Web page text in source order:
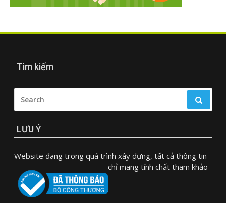
Tìm kiếm
FOR:
LƯU Ý
Website đang trong quá trình xây dựng, tất cả thông tin
chỉ mang tính chất tham khảo